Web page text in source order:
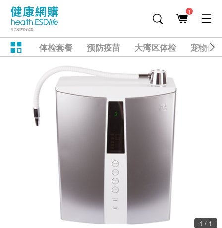
1
体检套餐 预防疫苗 大湾区体检 宠物健
1 / 1